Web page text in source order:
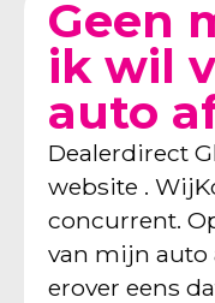
Geen
ik wil
auto
Dealerdirect
website .
concurrent.
van mijn auto
erover eens